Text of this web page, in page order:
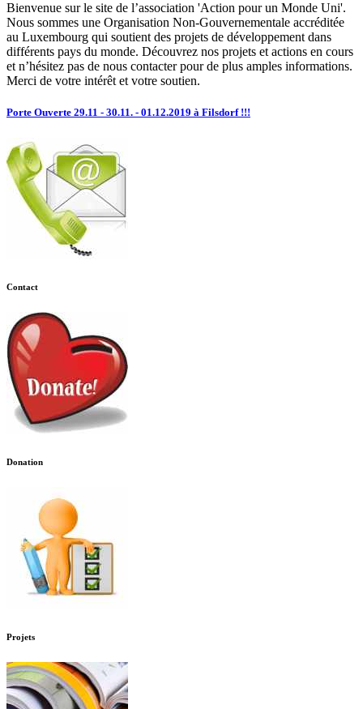
Bienvenue sur le site de l’association 'Action pour un Monde Uni'.
Nous sommes une Organisation Non-Gouvernementale accréditée
au Luxembourg qui soutient des projets de développement dans
différents pays du monde. Découvrez nos projets et actions en cours
et n’hésitez pas de nous contacter pour de plus amples informations.
Merci de votre intérêt et votre soutien.
Porte Ouverte 29.11 - 30.11. - 01.12.2019 à Filsdorf !!!
Contact
Donation
Projets